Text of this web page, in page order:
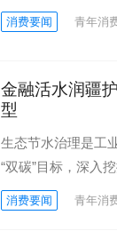
消费要闻 青年消
金融活水润疆
型
生态节水治理是工
“双碳”目标，深入
消费要闻 青年消